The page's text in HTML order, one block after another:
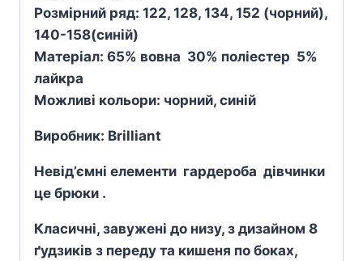
Розмірний ряд: 122, 128, 134, 152 (чорний),
140-158(синій)
Матеріал: 65% вовна 30% поліестер 5%
лайкра
Можливі кольори: чорний, синій
Виробник: Brilliant
Невід’ємні елементи гардероба дівчинки
це брюки .
Класичні, завужені до низу, з дизайном 8
ґудзиків з переду та кишеня по боках,